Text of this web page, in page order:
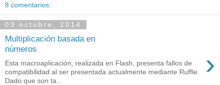
8 comentarios:
03 octubre, 2014
Multiplicación basada en
números
›
Esta macroaplicación, realizada en Flash, presenta fallos de
compatibilidad al ser presentada actualmente mediante Ruffle.
Dado que son ta...